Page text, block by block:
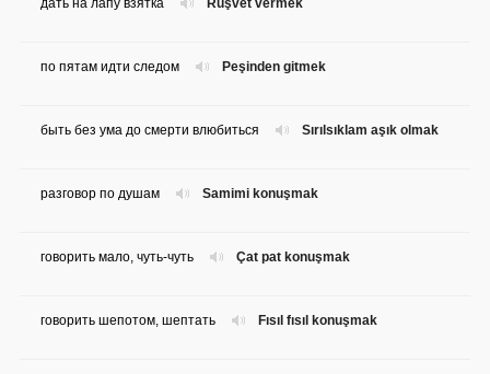
Rüşvet vermek
дать на лапу взятка
Peşinden gitmek
по пятам идти следом
Sırılsıklam aşık olmak
быть без ума до смерти влюбиться
Samimi konuşmak
разговор по душам
Çat pat konuşmak
говорить мало, чуть-чуть
Fısıl fısıl konuşmak
говорить шепотом, шептать